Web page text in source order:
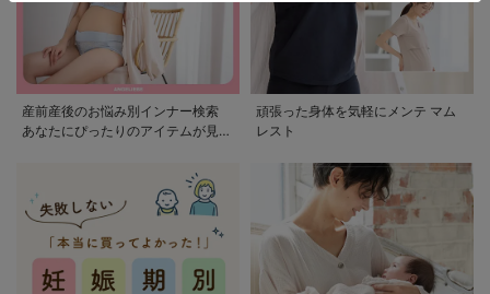
産前産後のお悩み別インナー検索
あなたにぴったりのアイテムが見つ
頑張った身体を気軽にメンテ マム
レスト